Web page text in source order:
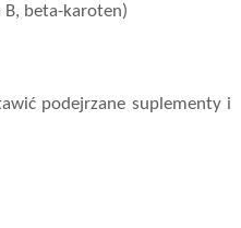
beta-karoten)
podejrzane suplementy i